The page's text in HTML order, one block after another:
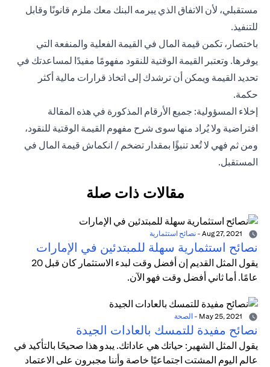
مستقبلي، لأن الاتفاق الذي يبرمه البنك معك ملزم قانونًا وقابل
للتنفيذ.
باختصار، تكمن قيمة المال في القيمة الفعلية والمنفعة التي
يوفرها. وتعتبر القيمة الوقتية للنقود مفهومًا مفيدًا لمساعدتك في
تحديد القيمة ويمكن أن ترشدك إلى اتخاذ قرارات مالية أكثر
حكمة.
إخلاء المسؤولية: جميع الأرقام المذكورة في هذه المقالة
افتراضية ولا يُراد منها سوى شرح مفهوم القيمة الوقتية للنقود،
ومن ثم فهي لا تُعد تنبؤًا بمقدار تضخم / انكماش قيمة المال في
المستقبل.
مقالات ذات صلة
- نصائح استثمارية
نصائح استثمارية سهلة للمبتدئين في الإمارات
يقول المثل القديم إن أفضل وقت لبدء الاستثمار كان قبل 20
عامًا. أما ثاني أفضل وقت فهو الآن.
- الصحة
نصائح مفيدة للتمسك بالعادات الجيدة
يقول المثل الشهير: حياتك هي عاداتك. يبدو هذا صحيحًا بالتأكيد في
عالم اليوم المشتت اجتماعيًا خاصة وأننا مجبرون على الاعتماد